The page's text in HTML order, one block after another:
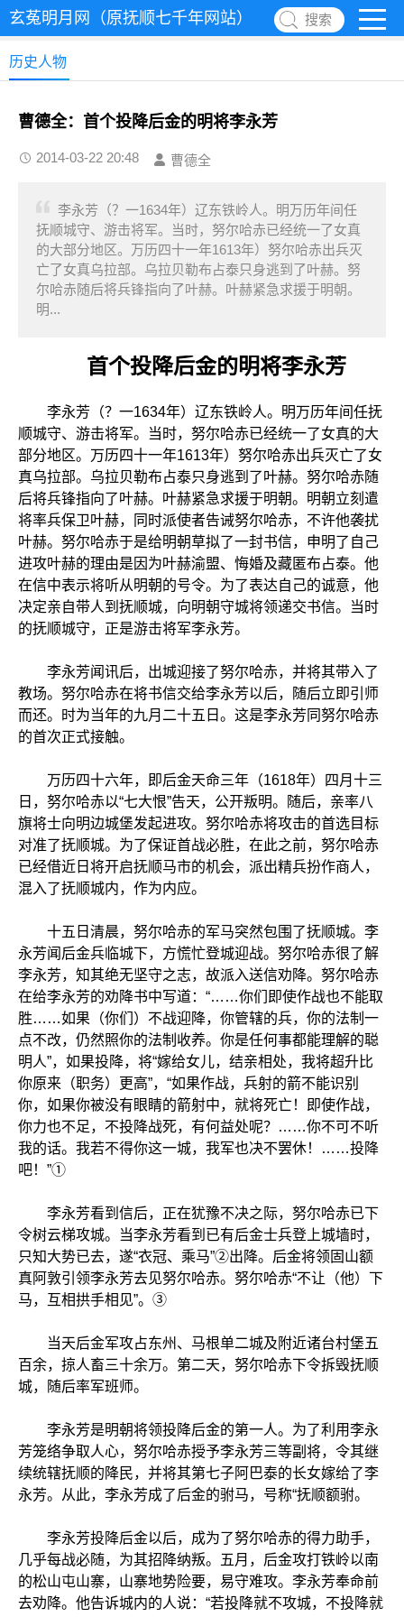
玄菟明月网（原抚顺七千年网站） 搜索
历史人物
曹德全：首个投降后金的明将李永芳
2014-03-22 20:48 曹德全
李永芳（？一1634年）辽东铁岭人。明万历年间任
抚顺城守、游击将军。当时，努尔哈赤已经统一了女真
的大部分地区。万历四十一年1613年）努尔哈赤出兵灭
亡了女真乌拉部。乌拉贝勒布占泰只身逃到了叶赫。努
尔哈赤随后将兵锋指向了叶赫。叶赫紧急求援于明朝。
明...
首个投降后金的明将李永芳
李永芳（？一1634年）辽东铁岭人。明万历年间任抚
顺城守、游击将军。当时，努尔哈赤已经统一了女真的大
部分地区。万历四十一年1613年）努尔哈赤出兵灭亡了女
真乌拉部。乌拉贝勒布占泰只身逃到了叶赫。努尔哈赤随
后将兵锋指向了叶赫。叶赫紧急求援于明朝。明朝立刻遣
将率兵保卫叶赫，同时派使者告诫努尔哈赤，不许他袭扰
叶赫。努尔哈赤于是给明朝草拟了一封书信，申明了自己
进攻叶赫的理由是因为叶赫渝盟、悔婚及藏匿布占泰。他
在信中表示将听从明朝的号令。为了表达自己的诚意，他
决定亲自带人到抚顺城，向明朝守城将领递交书信。当时
的抚顺城守，正是游击将军李永芳。
李永芳闻讯后，出城迎接了努尔哈赤，并将其带入了
教场。努尔哈赤在将书信交给李永芳以后，随后立即引师
而还。时为当年的九月二十五日。这是李永芳同努尔哈赤
的首次正式接触。
万历四十六年，即后金天命三年（1618年）四月十三
日，努尔哈赤以“七大恨”告天，公开叛明。随后，亲率八
旗将士向明边城堡发起进攻。努尔哈赤将攻击的首选目标
对准了抚顺城。为了保证首战必胜，在此之前，努尔哈赤
已经借近日将开启抚顺马市的机会，派出精兵扮作商人，
混入了抚顺城内，作为内应。
十五日清晨，努尔哈赤的军马突然包围了抚顺城。李
永芳闻后金兵临城下，方慌忙登城迎战。努尔哈赤很了解
李永芳，知其绝无坚守之志，故派入送信劝降。努尔哈赤
在给李永芳的劝降书中写道：“……你们即使作战也不能取
胜……如果（你们）不战迎降，你管辖的兵，你的法制一
点不改，仍然照你的法制收养。你是任何事都能理解的聪
明人”，如果投降，将“嫁给女儿，结亲相处，我将超升比
你原来（职务）更高”，“如果作战，兵射的箭不能识别
你，如果你被没有眼睛的箭射中，就将死亡！即使作战，
你力也不足，不投降战死，有何益处呢？……你不可不听
我的话。我若不得你这一城，我军也决不罢休！……投降
吧！”①
李永芳看到信后，正在犹豫不决之际，努尔哈赤已下
令树云梯攻城。当李永芳看到已有后金士兵登上城墙时，
只知大势已去，遂“衣冠、乘马”②出降。后金将领固山额
真阿敦引领李永芳去见努尔哈赤。努尔哈赤“不让（他）下
马，互相拱手相见”。③
当天后金军攻占东州、马根单二城及附近诸台村堡五
百余，掠人畜三十余万。第二天，努尔哈赤下令拆毁抚顺
城，随后率军班师。
李永芳是明朝将领投降后金的第一人。为了利用李永
芳笼络争取人心，努尔哈赤授予李永芳三等副将，令其继
续统辖抚顺的降民，并将其第七子阿巴泰的长女嫁给了李
永芳。从此，李永芳成了后金的驸马，号称“抚顺额驸。
李永芳投降后金以后，成为了努尔哈赤的得力助手，
几乎每战必随，为其招降纳叛。五月，后金攻打铁岭以南
的松山屯山寨，山寨地势险要，易守难攻。李永芳奉命前
去劝降。他告诉城内的人说：“若投降就不攻城，不投降就